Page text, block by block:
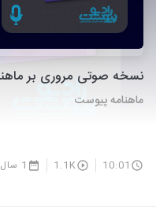
نسخه صوتی مروری بر ماهنامه
ماهنامه پیوست
10:01
1.1K 1 سال پیش